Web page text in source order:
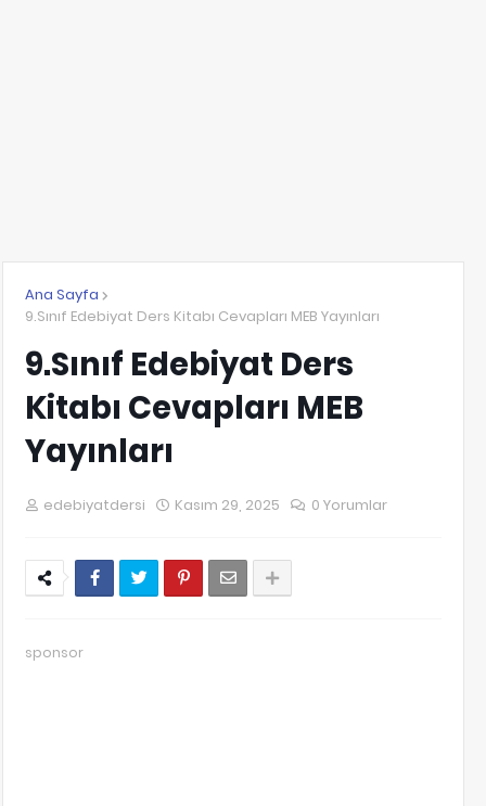
Ana Sayfa
9.Sınıf Edebiyat Ders Kitabı Cevapları MEB Yayınları
9.Sınıf Edebiyat Ders
Kitabı Cevapları MEB
Yayınları
edebiyatdersi Kasım 29, 2025 0 Yorumlar
sponsor